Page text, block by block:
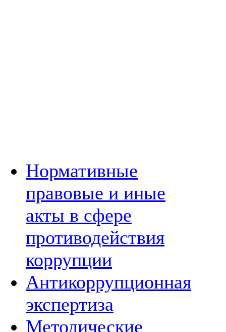
Нормативные
правовые и иные
акты в сфере
противодействия
коррупции
Антикоррупционная
экспертиза
Методические